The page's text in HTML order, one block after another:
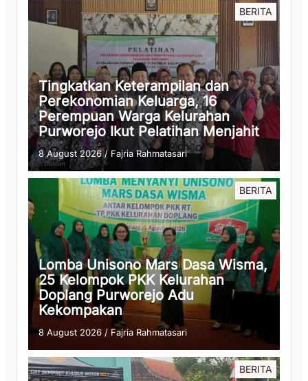
BERITA
Tingkatkan Keterampilan dan
Perekonomian Keluarga, 16
Perempuan Warga Kelurahan
Purworejo Ikut Pelatihan Menjahit
8 August 2026/ Fajria Rahmatasari
BERITA
Lomba Unisono Mars Dasa Wisma,
25 Kelompok PKK Kelurahan
Doplang Purworejo Adu
Kekompakan
8 August 2026 / Fajria Rahmatasari
BERITA